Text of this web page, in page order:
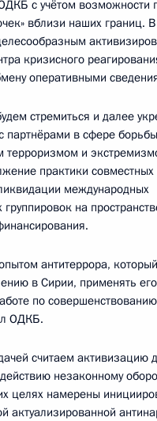
с учётом возможности
вблизи наших границ.
кризисного
оперативными
стремиться и далее
партнёрами в сфере борьбы
терроризмом и
практики
международных
группировок на
антитеррора,
в Сирии, применять его
по
ОДКБ.
считаем активизацию
незаконному
целях намерены
актуализированной